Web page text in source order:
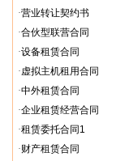
·营业转让契约书
·合伙型联营合同
·设备租赁合同
·虚拟主机租用合同
·中外租赁合同
·企业租赁经营合同
·租赁委托合同1
·财产租赁合同